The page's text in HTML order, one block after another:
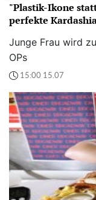
"Plastik-Ikone
perfekte
Junge Frau wird
OPs
15:00 15.07